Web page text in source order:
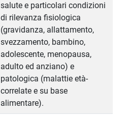
salute e particolari condizioni
di rilevanza fisiologica
(gravidanza, allattamento,
svezzamento, bambino,
adolescente, menopausa,
adulto ed anziano) e
patologica (malattie età-
correlate e su base
alimentare).